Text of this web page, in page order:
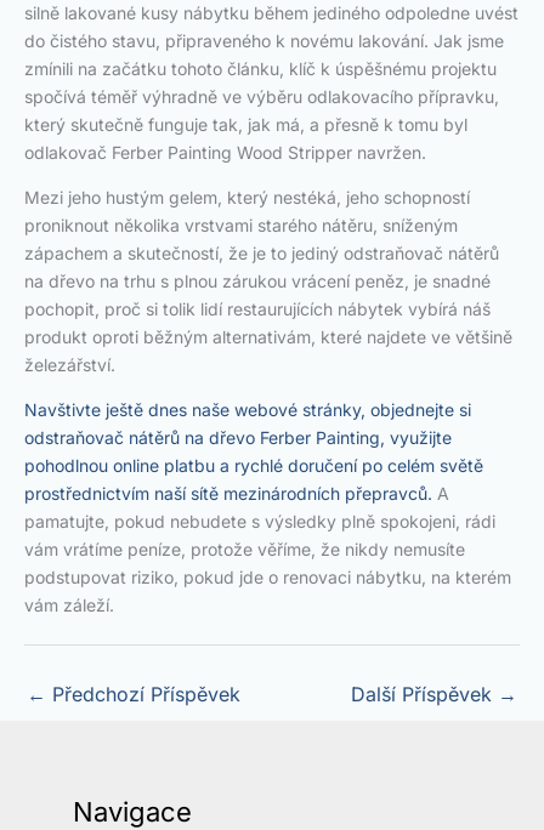
silně lakované kusy nábytku během jediného odpoledne uvést
do čistého stavu, připraveného k novému lakování. Jak jsme
zmínili na začátku tohoto článku, klíč k úspěšnému projektu
spočívá téměř výhradně ve výběru odlakovacího přípravku,
který skutečně funguje tak, jak má, a přesně k tomu byl
odlakovač Ferber Painting Wood Stripper navržen.
Mezi jeho hustým gelem, který nestéká, jeho schopností
proniknout několika vrstvami starého nátěru, sníženým
zápachem a skutečností, že je to jediný odstraňovač nátěrů
na dřevo na trhu s plnou zárukou vrácení peněz, je snadné
pochopit, proč si tolik lidí restaurujících nábytek vybírá náš
produkt oproti běžným alternativám, které najdete ve většině
železářství.
Navštivte ještě dnes naše webové stránky, objednejte si
odstraňovač nátěrů na dřevo Ferber Painting, využijte
pohodlnou online platbu a rychlé doručení po celém světě
prostřednictvím naší sítě mezinárodních přepravců. A
pamatujte, pokud nebudete s výsledky plně spokojeni, rádi
vám vrátíme peníze, protože věříme, že nikdy nemusíte
podstupovat riziko, pokud jde o renovaci nábytku, na kterém
vám záleží.
← Předchozí Příspěvek Další Příspěvek →
Navigace